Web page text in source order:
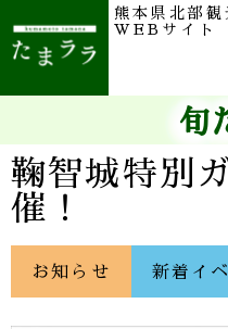
熊本県北部観
WEBサイト
旬
鞠智城特別
催！
お知らせ 新着イ